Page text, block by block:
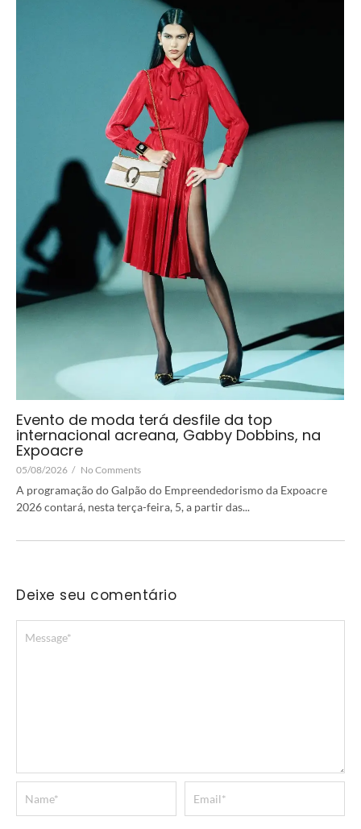
Evento de moda terá desfile da top
internacional acreana, Gabby Dobbins, na
Expoacre
05/08/2026 / No Comments
A programação do Galpão do Empreendedorismo da Expoacre
2026 contará, nesta terça-feira, 5, a partir das...
Deixe seu comentário